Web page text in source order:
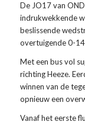
De JO17 van
indrukwekkende
beslissende
overtuigende 0-
Met een bus vol
richting Heeze.
winnen van de
opnieuw een
Vanaf het eerste